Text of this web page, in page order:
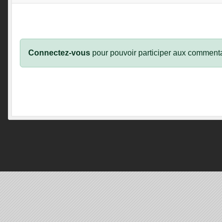
Connectez-vous pour pouvoir participer aux